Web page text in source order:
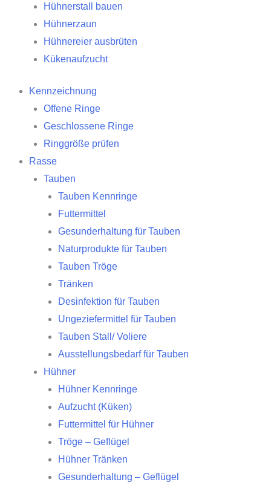
Hühnerstall bauen
Hühnerzaun
Hühnereier ausbrüten
Kükenaufzucht
Kennzeichnung
Offene Ringe
Geschlossene Ringe
Ringgröße prüfen
Rasse
Tauben
Tauben Kennringe
Futtermittel
Gesunderhaltung für Tauben
Naturprodukte für Tauben
Tauben Tröge
Tränken
Desinfektion für Tauben
Ungeziefermittel für Tauben
Tauben Stall/ Voliere
Ausstellungsbedarf für Tauben
Hühner
Hühner Kennringe
Aufzucht (Küken)
Futtermittel für Hühner
Tröge – Geflügel
Hühner Tränken
Gesunderhaltung – Geflügel